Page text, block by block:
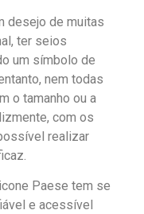
desejo de muitas
ter seios
um símbolo de
nem todas
o tamanho ou a
com os
realizar
Paese tem se
e acessível